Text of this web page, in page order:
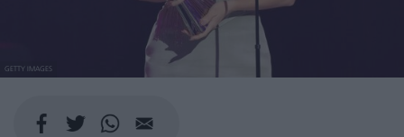
GETTY IMAGES